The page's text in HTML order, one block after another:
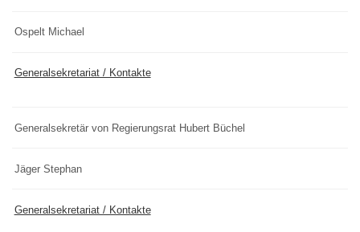
Ospelt Michael
Generalsekretariat / Kontakte
Generalsekretär von Regierungsrat Hubert Büchel
Jäger Stephan
Generalsekretariat / Kontakte